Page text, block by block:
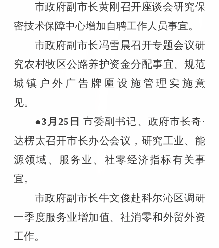
市政府副市长黄刚召开座谈会研究保
密技术保障中心增加自聘工作人员事宜。
市政府副市长冯雪晨召开专题会议研
究农村牧区公路养护资金分配事宜、规范
城镇户外广告牌匾设施管理实施意
见。
●3 月 25 日市委副书记、政府市长奇·
达楞太召开市长办公会议，研究工业、能
源领域、服务业、社零经济指标有关事
宜。
市政府副市长牛文俊赴科尔沁区调研
一季度服务业增加值、社消零和外贸外资
工作。